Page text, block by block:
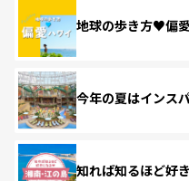
地球の歩き方♥偏
今年の夏はインス
知れば知るほど好